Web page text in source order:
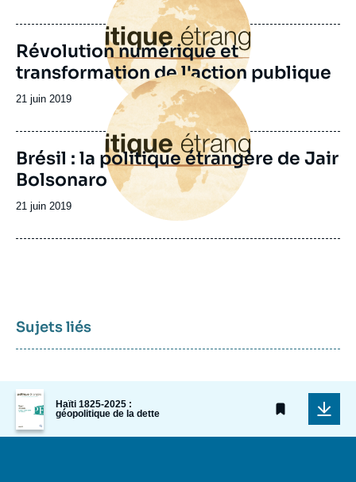
publication
Révolution numérique et
transformation de l'action publique
Date
publication
21 juin 2019
Image
principale
Brésil : la politique étrangère de Jair
Bolsonaro
Date
publication
21 juin 2019
Sujets liés
Image
de
couverture
de
Haïti 1825-2025 :
géopolitique de la dette